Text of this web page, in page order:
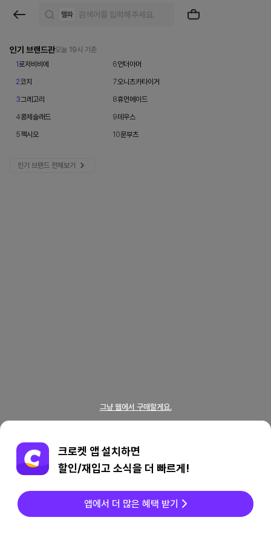
그냥 웹에서 구매할게요.
크로켓 앱 설치하면
할인/재입고 소식을 더 빠르게!
앱에서 더 많은 혜택 받기
텔파
드인기 브랜드관오늘 19시 기준
1로저비비에
2코치
3그레고리
4콩제슬래드
5젝시오
6언더아머
7오니츠카타이거
8휴먼메이드
9데우스
10문부츠
인기 브랜드 전체보기